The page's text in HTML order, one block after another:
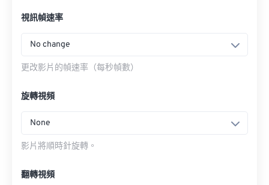
視訊幀速率
No change
更改影片的幀速率（每秒幀數）
旋轉視頻
None
影片將順時針旋轉。
翻轉視頻